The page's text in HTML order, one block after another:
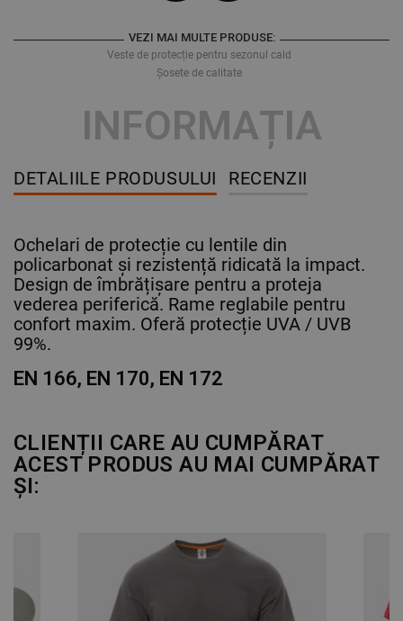
VEZI MAI MULTE PRODUSE:
Veste de protecție pentru sezonul cald
Șosete de calitate
INFORMAȚIA
DETALIILE PRODUSULUI RECENZII
Ochelari de protecție cu lentile din
policarbonat și rezistență ridicată la impact.
Design de îmbrățișare pentru a proteja
vederea periferică. Rame reglabile pentru
confort maxim. Oferă protecție UVA / UVB
99%.
EN 166, EN 170, EN 172
CLIENȚII CARE AU CUMPĂRAT
ACEST PRODUS AU MAI CUMPĂRAT
ȘI: